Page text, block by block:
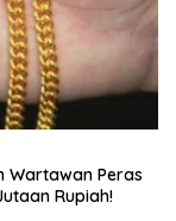
Wartawan Peras
Rupiah!